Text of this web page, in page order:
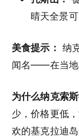
晴天全景
美食提示： 纳
闻名——在当地
为什么纳克索
少，价格更低
欢的基克拉迪岛